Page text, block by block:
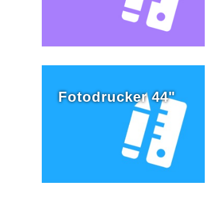
Fotodrucker 44"